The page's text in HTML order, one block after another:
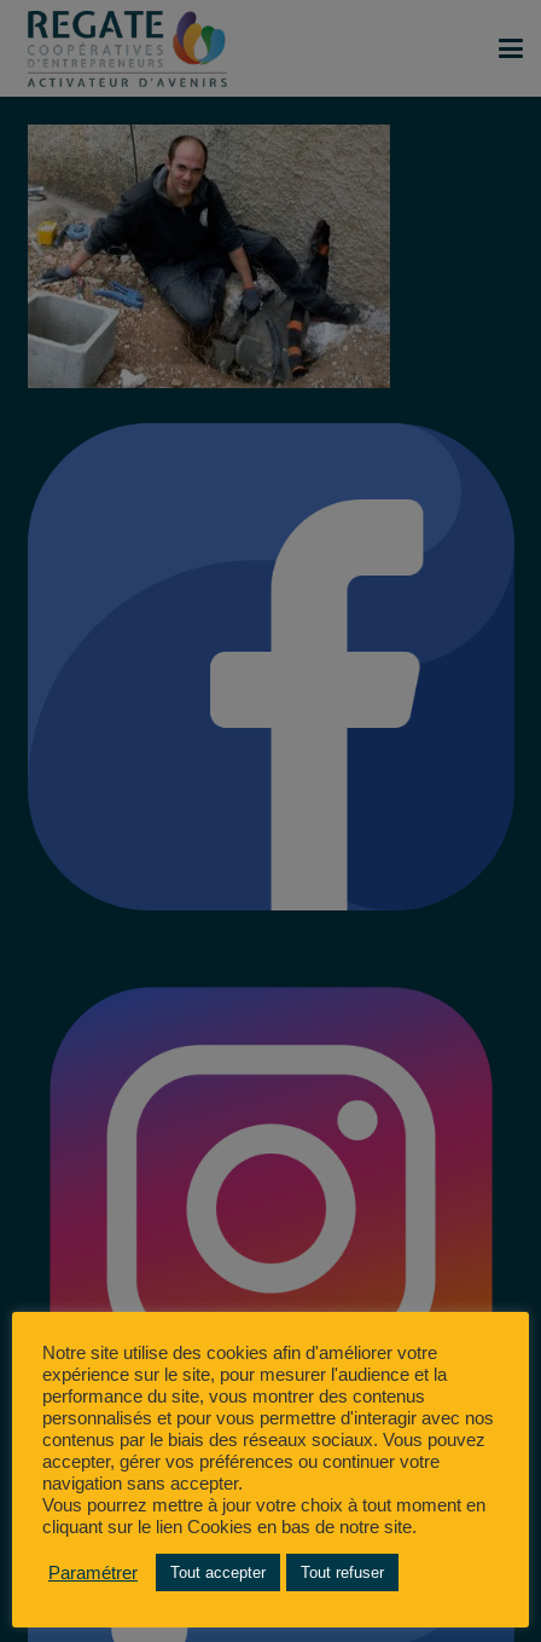
Notre site utilise des cookies afin d'améliorer votre
expérience sur le site, pour mesurer l'audience et la
performance du site, vous montrer des contenus
personnalisés et pour vous permettre d'interagir avec nos
contenus par le biais des réseaux sociaux. Vous pouvez
accepter, gérer vos préférences ou continuer votre
navigation sans accepter.
Vous pourrez mettre à jour votre choix à tout moment en
cliquant sur le lien Cookies en bas de notre site.
Paramétrer Tout accepter Tout refuser